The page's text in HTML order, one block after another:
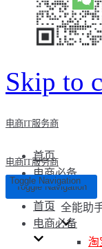
Skip to
电商IT服务商
首页
电商必备
全能助
淘
电商IT服务商
Toggle Navigation
Toggle Navigation
首页
电商必备